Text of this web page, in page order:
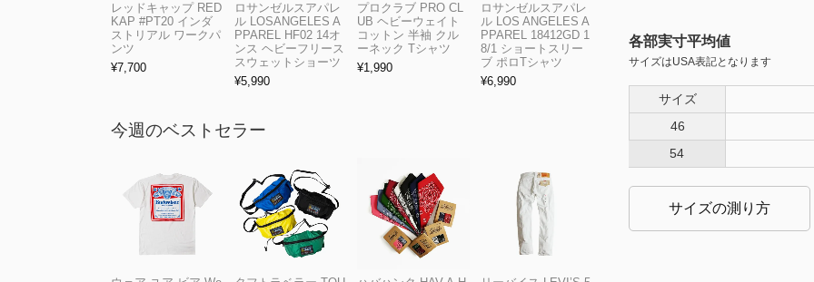
各部実寸平均値
サイズはUSA表記となります
サイズ
46
54
サイズの測り方
レッドキャップ RED
KAP #PT20 インダ
ストリアル ワークパ
ンツ
¥7,700
ロサンゼルスアパレ
ル LOSANGELES A
PPAREL HF02 14オ
ンス ヘビーフリース
スウェットショーツ
¥5,990
プロクラブ PRO CL
UB ヘビーウェイト
コットン 半袖 クル
ーネック Tシャツ
¥1,990
ロサンゼルスアパレ
ル LOS ANGELES A
PPAREL 18412GD 1
8/1 ショートスリー
ブ ポロTシャツ
¥6,990
今週のベストセラー